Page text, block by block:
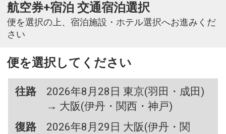
航空券+宿泊 交通宿泊選択
便を選択の上、宿泊施設・ホテル選択へお進みくだ
さい
便を選択してください
往路
2026年8月28日 東京(羽田・成田)
→ 大阪(伊丹・関西・神戸)
復路
2026年8月29日 大阪(伊丹・関